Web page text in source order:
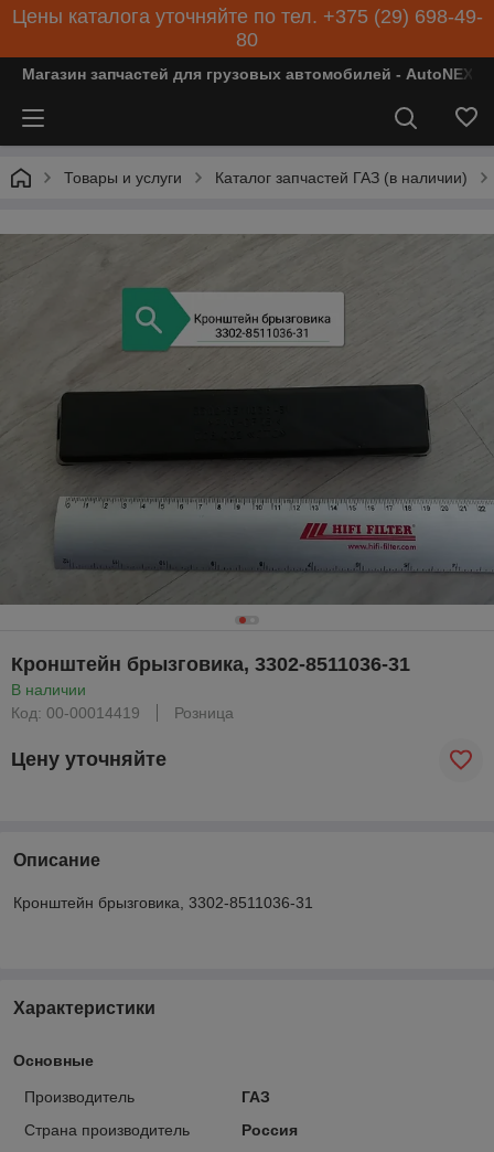
Цены каталога уточняйте по тел. +375 (29) 698-49-
80
Магазин запчастей для грузовых автомобилей - AutoNEXT
Товары и услуги Каталог запчастей ГАЗ (в наличии)
Кронштейн брызговика, 3302-8511036-31
В наличии
Код: 00-00014419
Розница
Цену уточняйте
Описание
Кронштейн брызговика, 3302-8511036-31
Характеристики
Основные
Производитель
ГАЗ
Страна производитель
Россия